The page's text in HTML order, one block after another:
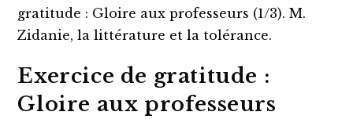
Exercice de gratitude :
Gloire aux professeurs